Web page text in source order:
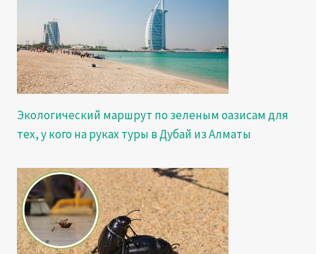
Экологический маршрут по зеленым оазисам для
тех, у кого на руках туры в Дубай из Алматы